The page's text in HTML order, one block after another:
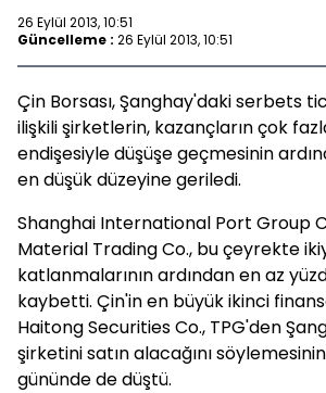
26 Eylül 2013, 10:51
Güncelleme : 26 Eylül 2013, 10:51
Çin Borsası, Şanghay'daki serbets
ilişkili şirketlerin, kazançların çok
endişesiyle düşüşe geçmesinin
en düşük düzeyine geriledi.
Shanghai International Port Group
Material Trading Co., bu çeyrekte
katlanmalarının ardından en az
kaybetti. Çin'in en büyük ikinci
Haitong Securities Co., TPG'den
şirketini satın alacağını
gününde de düştü.